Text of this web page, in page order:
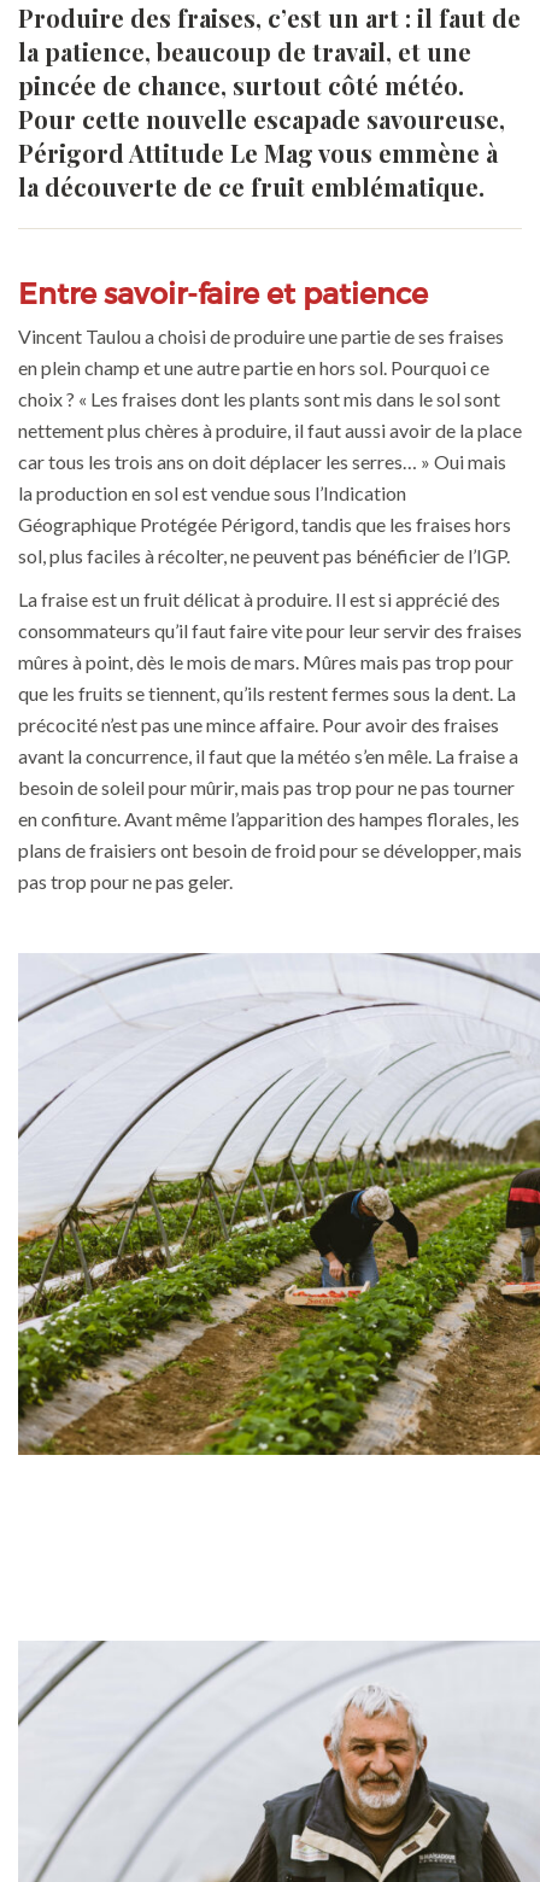
Produire des fraises, c’est un art : il faut de
la patience, beaucoup de travail, et une
pincée de chance, surtout côté météo.
Pour cette nouvelle escapade savoureuse,
Périgord Attitude Le Mag vous emmène à
la découverte de ce fruit emblématique.
Entre savoir-faire et patience
Vincent Taulou a choisi de produire une partie de ses fraises
en plein champ et une autre partie en hors sol. Pourquoi ce
choix ? « Les fraises dont les plants sont mis dans le sol sont
nettement plus chères à produire, il faut aussi avoir de la place
car tous les trois ans on doit déplacer les serres… » Oui mais
la production en sol est vendue sous l’Indication
Géographique Protégée Périgord, tandis que les fraises hors
sol, plus faciles à récolter, ne peuvent pas bénéficier de l’IGP.
La fraise est un fruit délicat à produire. Il est si apprécié des
consommateurs qu’il faut faire vite pour leur servir des fraises
mûres à point, dès le mois de mars. Mûres mais pas trop pour
que les fruits se tiennent, qu’ils restent fermes sous la dent. La
précocité n’est pas une mince affaire. Pour avoir des fraises
avant la concurrence, il faut que la météo s’en mêle. La fraise a
besoin de soleil pour mûrir, mais pas trop pour ne pas tourner
en confiture. Avant même l’apparition des hampes florales, les
plans de fraisiers ont besoin de froid pour se développer, mais
pas trop pour ne pas geler.